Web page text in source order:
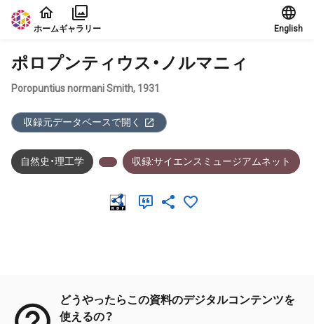
本文に飛ぶ
ホームギャラリー English
ポロプンティウス・ノルマニィ
Poropuntius normani Smith, 1931
収録元データベースで開く
自然史・理工学 収録:サイエンスミュージアムネット
どうやったらこの資料のデジタルコンテンツを
使えるの？